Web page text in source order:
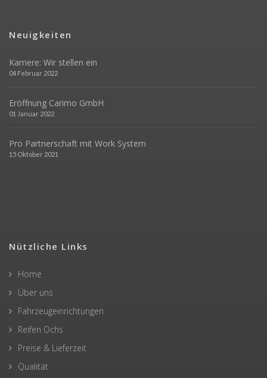
Neuigkeiten
Karriere: Wir stellen ein
04 Februar 2022
Eröffnung Carimo GmbH
01 Januar 2022
Pro Partnerschaft mit Work System
15 Oktober 2021
Nützliche Links
Home
Über uns
Fahrzeugeinrichtungen
Reifen Ochs
Preise & Lieferzeit
Qualität